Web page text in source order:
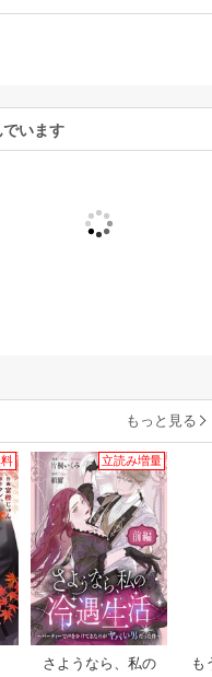
います
もっと見る
立読み増量
さようなら、私の
も